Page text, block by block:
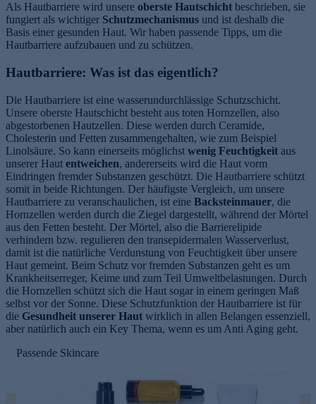
Als Hautbarriere wird unsere oberste Hautschicht beschrieben, sie
fungiert als wichtiger Schutzmechanismus und ist deshalb die
Basis einer gesunden Haut. Wir haben passende Tipps, um die
Hautbarriere aufzubauen und zu schützen.
Hautbarriere: Was ist das eigentlich?
Die Hautbarriere ist eine wasserundurchlässige Schutzschicht.
Unsere oberste Hautschicht besteht aus toten Hornzellen, also
abgestorbenen Hautzellen. Diese werden durch Ceramide,
Cholesterin und Fetten zusammengehalten, wie zum Beispiel
Linolsäure. So kann einerseits möglichst wenig Feuchtigkeit aus
unserer Haut entweichen, andererseits wird die Haut vorm
Eindringen fremder Substanzen geschützt. Die Hautbarriere schützt
somit in beide Richtungen. Der häufigste Vergleich, um unsere
Hautbarriere zu veranschaulichen, ist eine Backsteinmauer, die
Hornzellen werden durch die Ziegel dargestellt, während der Mörtel
aus den Fetten besteht. Der Mörtel, also die Barrierelipide
verhindern bzw. regulieren den transepidermalen Wasserverlust,
damit ist die natürliche Verdunstung von Feuchtigkeit über unsere
Haut gemeint. Beim Schutz vor fremden Substanzen geht es um
Krankheitserreger, Keime und zum Teil Umweltbelastungen. Durch
die Hornzellen schützt sich die Haut sogar in einem geringen Maß
selbst vor der Sonne. Diese Schutzfunktion der Hautbarriere ist für
die Gesundheit unserer Haut wirklich in allen Belangen essenziell,
aber natürlich auch ein Key Thema, wenn es um Anti Aging geht.
Passende Skincare